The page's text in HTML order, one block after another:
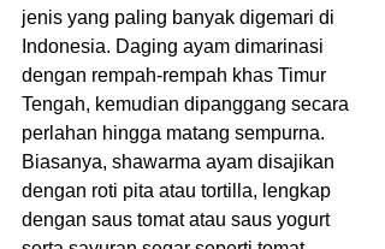
jenis yang paling banyak digemari di
Indonesia. Daging ayam dimarinasi
dengan rempah-rempah khas Timur
Tengah, kemudian dipanggang secara
perlahan hingga matang sempurna.
Biasanya, shawarma ayam disajikan
dengan roti pita atau tortilla, lengkap
dengan saus tomat atau saus yogurt